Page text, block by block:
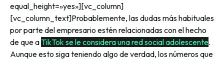
equal_height=»yes»][vc_column]
[vc_column_text]Probablemente, las dudas más habituales
por parte del empresario estén relacionadas con el hecho
de que a TikTok se le considera una red social adolescente.
Aunque esto siga teniendo algo de verdad, los números que